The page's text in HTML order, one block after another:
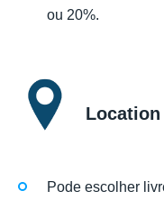
ou 20%.
Location
Pode escolher